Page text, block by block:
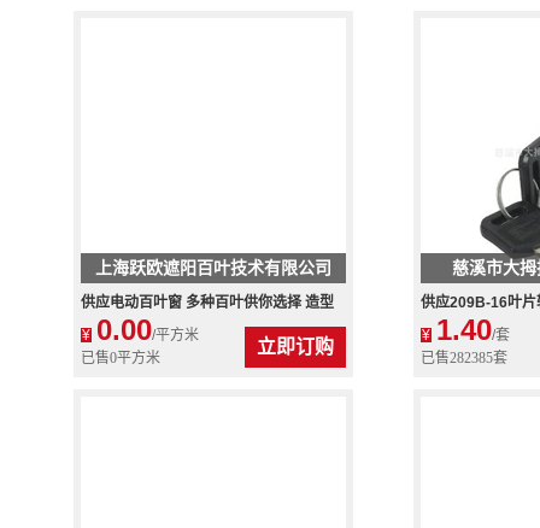
上海跃欧遮阳百叶技术有限公司
供应电动百叶窗 多种百叶供你选择 造型
美观
¥ 0.00/平方米
已售0平方米
立即订购
慈溪市大
供应209B-16叶片
锁，鞋柜锁
¥ 1.40/套
已售282385套